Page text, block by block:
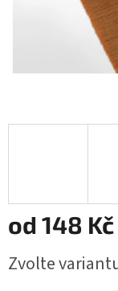
od 148 Kč
cena:
Zvolte